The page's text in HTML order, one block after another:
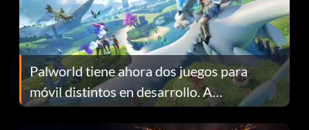
Palworld tiene ahora dos juegos para
móvil distintos en desarrollo. A
continuación te explicamos por qué.